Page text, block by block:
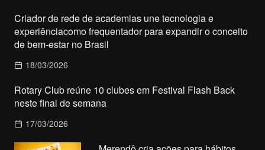
Criador de rede de academias une tecnologia e
experiênciacomo frequentador para expandir o conceito
de bem-estar no Brasil
18/03/2026
Rotary Club reúne 10 clubes em Festival Flash Back
neste final de semana
17/03/2026